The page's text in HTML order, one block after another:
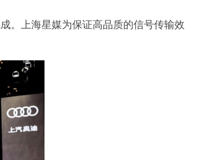
。上海星媒为保证高品质的信号传输效